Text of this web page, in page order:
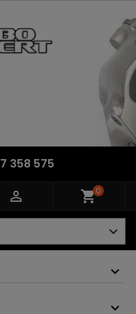
358 575
 shopping_cart0